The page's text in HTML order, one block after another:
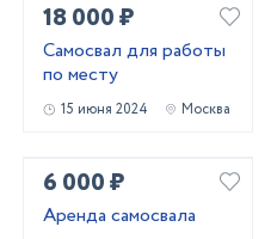
18 000 ₽
Самосвал для работы
по месту
15 июня 2024 Москва
6 000 ₽
Аренда самосвала